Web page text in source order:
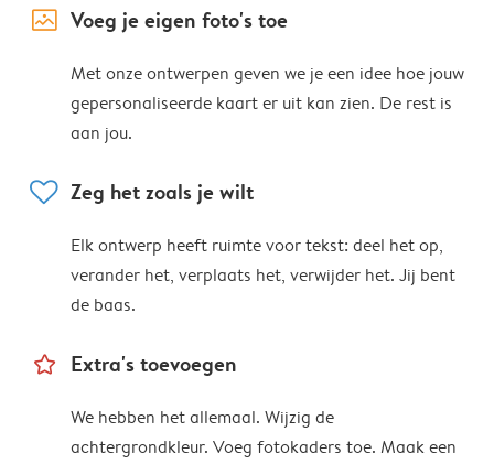
image_placeholder Voeg je eigen foto's toe
Met onze ontwerpen geven we je een idee hoe jouw
gepersonaliseerde kaart er uit kan zien. De rest is
aan jou.
heart Zeg het zoals je wilt
Elk ontwerp heeft ruimte voor tekst: deel het op,
verander het, verplaats het, verwijder het. Jij bent
de baas.
star_outline Extra's toevoegen
We hebben het allemaal. Wijzig de
achtergrondkleur. Voeg fotokaders toe. Maak een